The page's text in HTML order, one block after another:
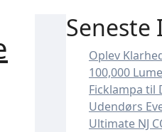
Oplev
100,000
Ficklampa til
Udendørs
Ultimate NJ